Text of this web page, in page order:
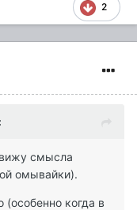
2
вижу смысла
омывайки).
(особенно когда в